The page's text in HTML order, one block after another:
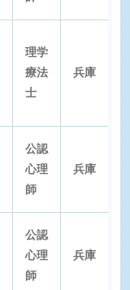
理学
療法
士
兵庫
公認
心理
師
兵庫
公認
心理
師
兵庫